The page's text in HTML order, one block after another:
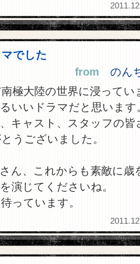
でした
from のん
極大陸の世界に浸ってい
いいドラマだと思います
キャスト、スタッフの皆
うございました。
ん、これからも素敵に歳
演じてくださいね。
っています。